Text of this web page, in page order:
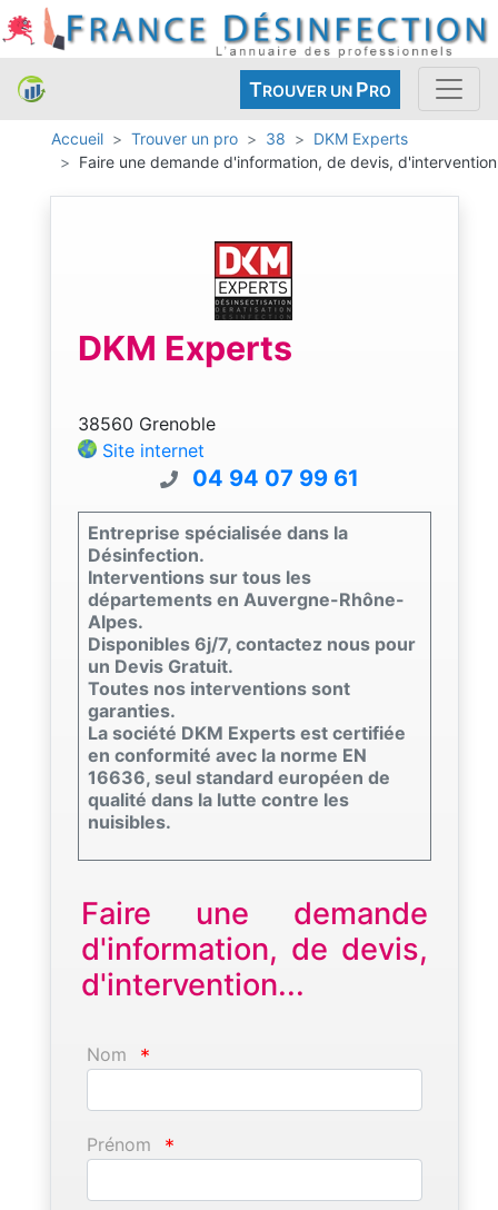
TROUVER UN PRO
Accueil Trouver un pro 38
DKM Experts
Faire une demande d'information, de devis, d'intervention
DKM Experts
38560 Grenoble
Site internet
04 94 07 99 61
Entreprise spécialisée dans la
Désinfection.
Interventions sur tous les
départements en Auvergne-Rhône-
Alpes.
Disponibles 6j/7, contactez nous pour
un Devis Gratuit.
Toutes nos interventions sont
garanties.
La société DKM Experts est certifiée
en conformité avec la norme EN
16636, seul standard européen de
qualité dans la lutte contre les
nuisibles.
Faire une demande
d'information, de devis,
d'intervention...
Nom *
Prénom *